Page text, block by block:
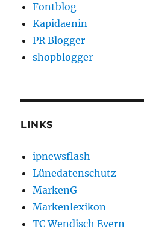
Fontblog
Kapidaenin
PR Blogger
shopblogger
LINKS
ipnewsflash
Lünedatenschutz
MarkenG
Markenlexikon
TC Wendisch Evern